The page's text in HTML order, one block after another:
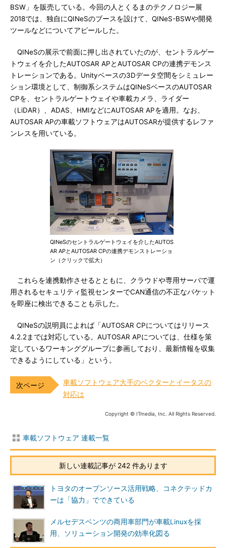
BSW」を販売している。今回の人とくるまのテクノロジー展
2018では、独自にQINeSのブースを設けて、QINeS-BSWや開発
ツールなどについてアピールした。
QINeSの展示で前面に押し出されていたのが、セントラルゲー
トウェイを介したAUTOSAR APとAUTOSAR CPの連携デモンス
トレーションである。Unityベースの3Dデータ空間をシミュレー
ション環境として、制御系システムはQINeSベースのAUTOSAR
CPを、セントラルゲートウェイや車載カメラ、ライダー
（LiDAR）、ADAS、HMIなどにAUTOSAR APを適用。なお、
AUTOSAR APの車載ソフトウェアはAUTOSARが提供するレファ
ンレスを用いている。
QINeSのセントラルゲートウェイを介したAUTOS
AR APとAUTOSAR CPの連携デモンストレーショ
ン（クリックで拡大）
これらを連携動作させるとともに、クラウドや専用サーバで運
用されるセキュリティ監視センターでCAN通信の不正なパケット
を即座に検出できることも示した。
QINeSの説明員によれば「AUTOSAR CPについてはリリース
4.2.2までは対応している。AUTOSAR APについては、仕様を策
定しているワーキンググループに参画しており、最新情報を収集
できるようにしている」という。
車載ソフトウェア大手のベクターとイータスの
対応は
Copyright © ITmedia, Inc. All Rights Reserved.
車載ソフトウェア 連載一覧
新しい連載記事が 242 件あります
トヨタのオープンソース活用戦略、コネクテッドカ
ーは「協力」でできている
メルセデスベンツの商用車部門が車載Linuxを採
用、ソリューション開発の効率化図る